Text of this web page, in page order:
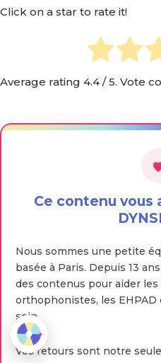
Click on a star to rate it!
Average rating 4.4/ 5. Vote
Ce contenu vous
Nous sommes une petite
basée à Paris. Depuis 13
des contenus pour aider les
orthophonistes, les
soin.
Vos retours sont notre